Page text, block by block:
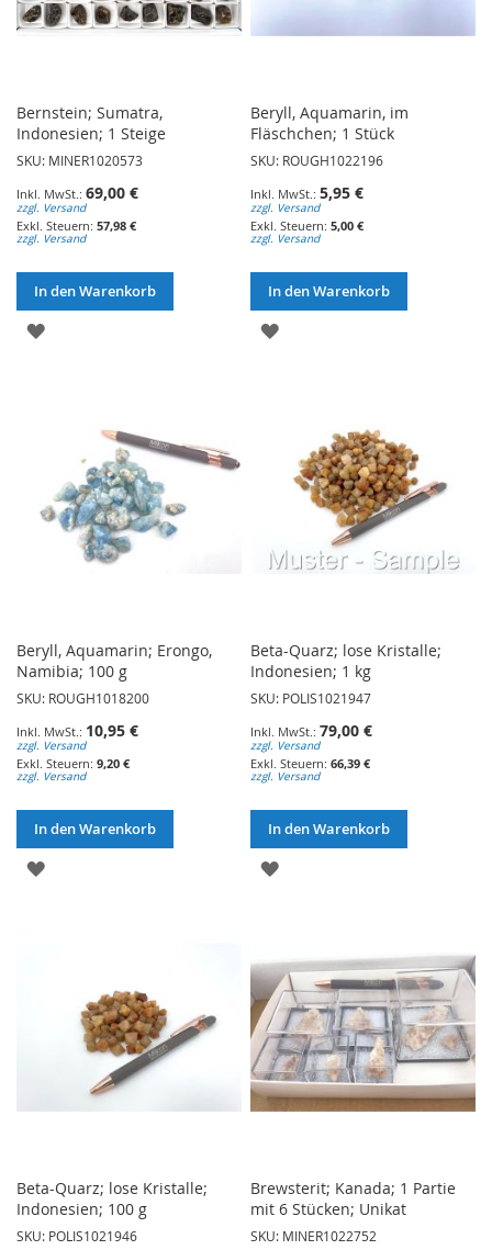
Bernstein; Sumatra,
Indonesien; 1 Steige
SKU: MINER1020573
69,00 €
zzgl. Versand
57,98 €
zzgl. Versand
In den Warenkorb
ZUR
Beryll, Aquamarin, im
Fläschchen; 1 Stück
SKU: ROUGH1022196
5,95 €
zzgl. Versand
5,00 €
zzgl. Versand
In den Warenkorb
ZUR
Beryll, Aquamarin; Erongo,
Namibia; 100 g
SKU: ROUGH1018200
10,95 €
zzgl. Versand
9,20 €
zzgl. Versand
In den Warenkorb
ZUR
Beta-Quarz; lose Kristalle;
Indonesien; 1 kg
SKU: POLIS1021947
79,00 €
zzgl. Versand
66,39 €
zzgl. Versand
In den Warenkorb
ZUR
Beta-Quarz; lose Kristalle;
Indonesien; 100 g
SKU: POLIS1021946
Brewsterit; Kanada; 1 Partie
mit 6 Stücken; Unikat
SKU: MINER1022752